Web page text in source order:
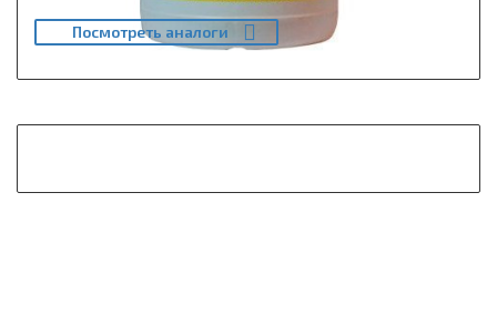
Посмотреть аналоги